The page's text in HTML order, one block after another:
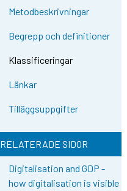
Metodbeskrivningar
Begrepp och definitioner
Klassificeringar
Länkar
Tilläggsuppgifter
RELATERADE SIDOR
Digitalisation and GDP -
how digitalisation is visible